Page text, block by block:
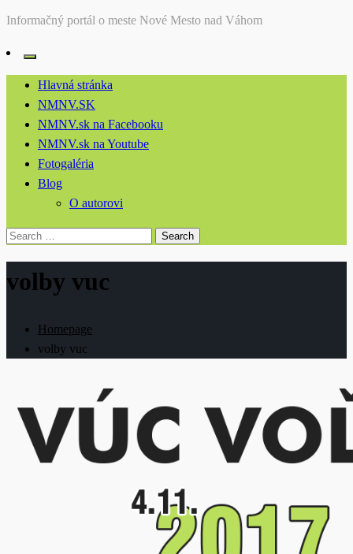
Informačný portál o meste Nové Mesto nad Váhom
Hlavná stránka
NMNV.SK
NMNV.sk na Facebooku
NMNV.sk na Youtube
Fotogaléria
Blog
O autorovi
Search
volby vuc
Homepage
volby vuc